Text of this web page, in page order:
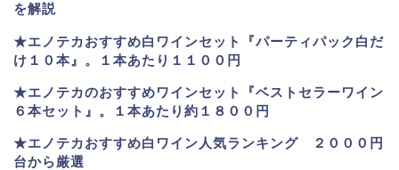
を解説
★エノテカおすすめ白ワインセット『パーティパック白だ
け１０本』。１本あたり１１００円
★エノテカのおすすめワインセット『ベストセラーワイン
６本セット』。
１本あたり約１８００円
★エノテカおすすめ白ワイン人気ランキング ２０００円
台から厳選